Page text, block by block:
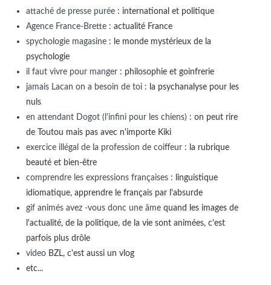
attaché de presse purée: international et politique
Agence France-Brette: actualité France
spychologie magasine: le monde mystérieux de la
psychologie
il faut vivre pour manger: philosophie et goinfrerie
jamais Lacan on a besoin de toi: la psychanalyse pour les
nuls
en attendant Dogot (l'infini pour les chiens): on peut rire
de Toutou mais pas avec n'importe Kiki
exercice illégal de la profession de coiffeur: la rubrique
beauté et bien-être
comprendre les expressions françaises: linguistique
idiomatique, apprendre le français par l'absurde
gif animés avez -vous donc une âmequand les images de
l'actualité, de la politique, de la vie sont animées, c'est
parfois plus drôle
videoBZL, c'est aussi un vlog
etc...